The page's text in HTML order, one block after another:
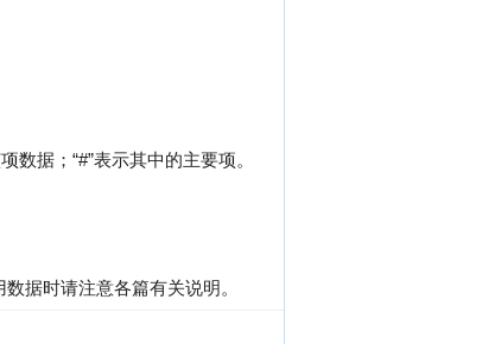
据；“#”表示其中的主要项。
据时请注意各篇有关说明。